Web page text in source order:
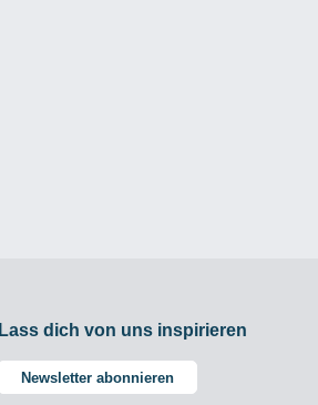
Lass dich von uns inspirieren
Newsletter abonnieren